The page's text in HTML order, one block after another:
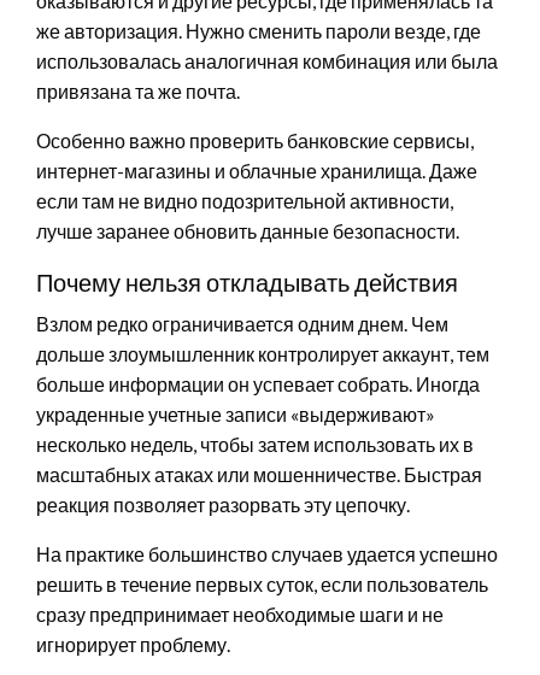
же авторизация. Нужно сменить пароли везде, где
использовалась аналогичная комбинация или была
привязана та же почта.
Особенно важно проверить банковские сервисы,
интернет-магазины и облачные хранилища. Даже
если там не видно подозрительной активности,
лучше заранее обновить данные безопасности.
Почему нельзя откладывать действия
Взлом редко ограничивается одним днем. Чем
дольше злоумышленник контролирует аккаунт, тем
больше информации он успевает собрать. Иногда
украденные учетные записи «выдерживают»
несколько недель, чтобы затем использовать их в
масштабных атаках или мошенничестве. Быстрая
реакция позволяет разорвать эту цепочку.
На практике большинство случаев удается успешно
решить в течение первых суток, если пользователь
сразу предпринимает необходимые шаги и не
игнорирует проблему.